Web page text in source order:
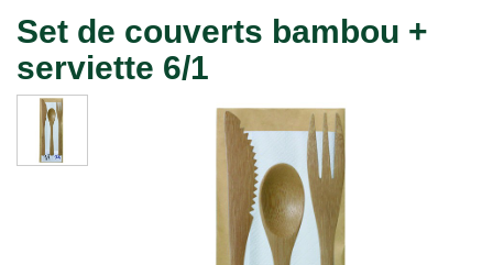
Set de couverts bambou +
serviette 6/1